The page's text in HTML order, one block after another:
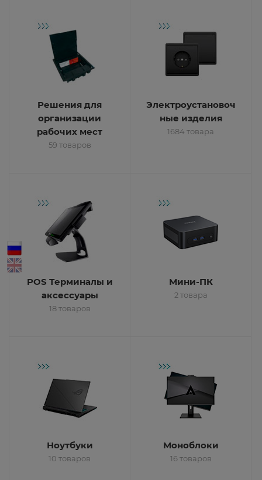
Решения для
организации
рабочих мест
59 товаров
Электроустановоч
ные изделия
1684 товара
POS Терминалы и
аксессуары
18 товаров
Мини-ПК
2 товара
Ноутбуки
10 товаров
Моноблоки
16 товаров